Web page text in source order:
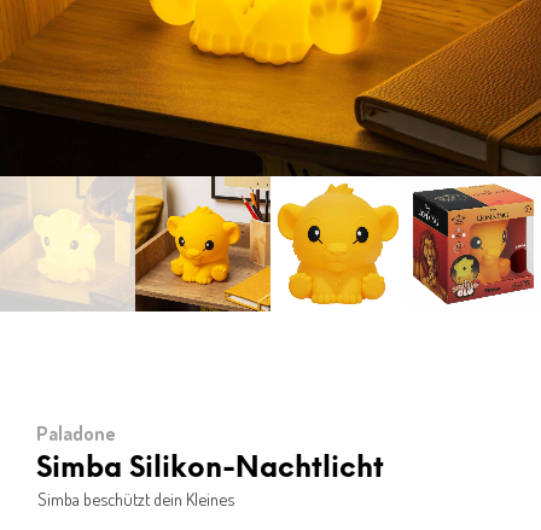
Paladone
Simba Silikon-Nachtlicht
Simba beschützt dein Kleines